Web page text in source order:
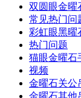
双圆眼金曜
常见热门问
彩虹眼黑曜
热门问题
猫眼金曜石
视频
金曜石关公